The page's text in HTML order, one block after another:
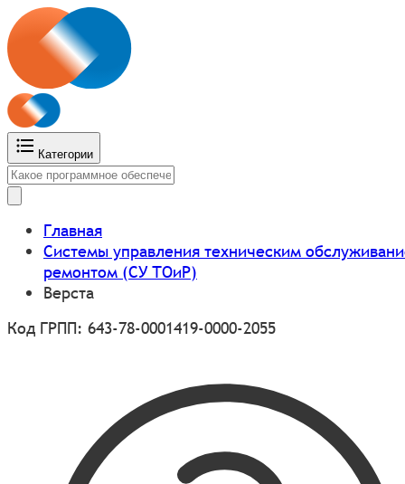
Категории
Главная
Системы управления техническим
ремонтом (СУ ТОиР)
Верста
Код ГРПП: 643-78-0001419-0000-2055